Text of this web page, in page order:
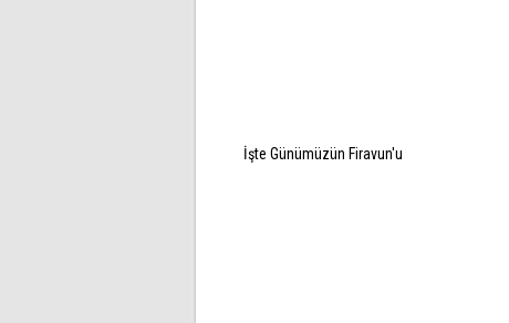
İşte Günümüzün Firavun'u